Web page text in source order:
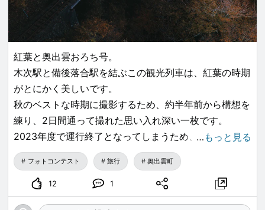
紅葉と奥出雲おろち号。
木次駅と備後落合駅を結ぶこの観光列車は、紅葉の時期
がとにかく美しいです。
秋のベストな時期に撮影するため、約半年前から構想を
練り、2日間通って撮れた思い入れ深い一枚です。
2023年度で運行終了となってしまうため、この絶景が
見られるのは今年で最後！
今度は乗車して車窓を楽しみたいです。
… もっと見る
フォトコンテスト 旅行 奥出雲町
12 1